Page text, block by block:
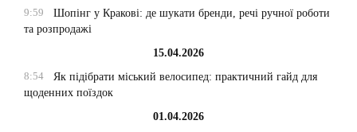
9:59
Шопінг у Кракові: де шукати бренди, речі ручної роботи
та розпродажі
15.04.2026
8:54
Як підібрати міський велосипед: практичний гайд для
щоденних поїздок
01.04.2026